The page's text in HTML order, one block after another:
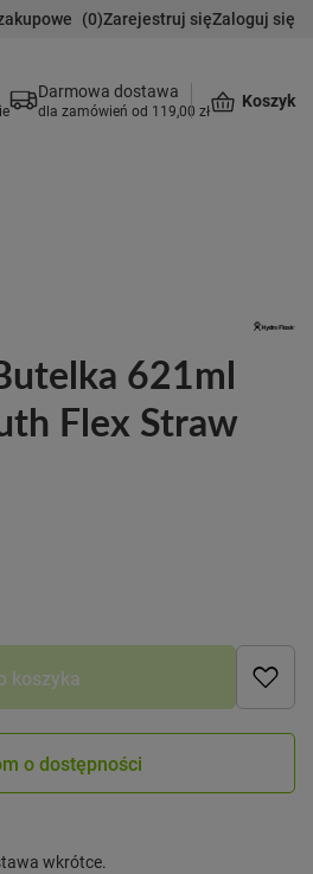
(0)Zarejestruj sięZaloguj się
Darmowa dostawa
dla zamówień od 119,00 zł Koszyk
621ml
Flex Straw
koszyka
o dostępności
wkrótce